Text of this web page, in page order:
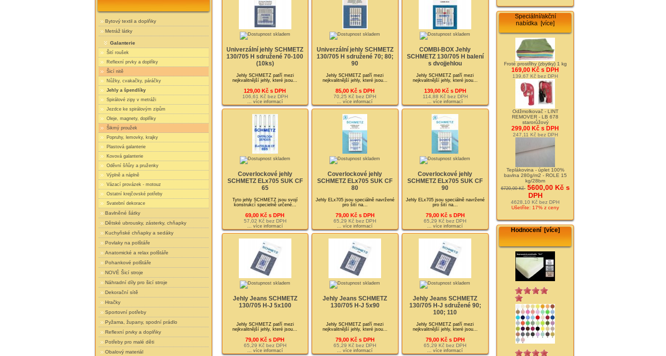
Bytový textil a doplňky
Metráž látky
Galanterie
Šití roušek
Reflexní prvky a doplňky
Šicí nitě
Nůžky, cvakačky, páráčky
Jehly a špendlíky
Spirálové zipy v metráži
Jezdce ke spirálovým zipům
Oleje, magnety, doplňky
Šikmý proužek
Popruhy, lemovky, krajky
Plastová galanterie
Kovová galanterie
Oděvní šňůry a pruženky
Výplně a náplně
Vázací provázek - motouz
Ostatní krejčovské potřeby
Svatební dekorace
Bavlněné šátky
Dětské ubrousky, zásterky, chňapky
Kuchyňské chňapky a sedáky
Povlaky na polštáře
Anatomické a relax polštáře
Pohankové polštáře
NOVÉ Šicí stroje
Náhradní díly pro šicí stroje
Dekorační sítě
Hračky
Sportovní potřeby
Pyžama, župany, spodní prádlo
Reflexní prvky a doplňky
Potřeby pro malé děti
Obalový materiál
Univerzální jehly SCHMETZ
130/705 H sdružené 70-100
(10ks)
Jehly SCHMETZ patří mezi
nejkvalitnější jehly, které jsou...
129,00 Kč s DPH
106,61 Kč bez DPH
... více informací
Univerzální jehly SCHMETZ
130/705 H sdružené 70; 80;
90
Jehly SCHMETZ patří mezi
nejkvalitnější jehly, které jsou...
85,00 Kč s DPH
70,25 Kč bez DPH
... více informací
COMBI-BOX Jehly
SCHMETZ 130/705 H balení
s dvojjehlou
Jehly SCHMETZ patří mezi
nejkvalitnější jehly, které jsou...
139,00 Kč s DPH
114,88 Kč bez DPH
... více informací
Coverlockové jehly
SCHMETZ ELx705 SUK CF
65
Tyto jehly SCHMETZ jsou svojí
konstrukcí specielně určené...
69,00 Kč s DPH
57,02 Kč bez DPH
... více informací
Coverlockové jehly
SCHMETZ ELx705 SUK CF
80
Jehly ELx705 jsou speciálně navržené
pro šití na...
79,00 Kč s DPH
65,29 Kč bez DPH
... více informací
Coverlockové jehly
SCHMETZ ELx705 SUK CF
90
Jehly ELx705 jsou speciálně navržené
pro šití na...
79,00 Kč s DPH
65,29 Kč bez DPH
... více informací
Jehly Jeans SCHMETZ
130/705 H-J 5x100
Jehly SCHMETZ patří mezi
nejkvalitnější jehly, které jsou...
79,00 Kč s DPH
65,29 Kč bez DPH
... více informací
Jehly Jeans SCHMETZ
130/705 H-J 5x90
Jehly SCHMETZ patří mezi
nejkvalitnější jehly, které jsou...
79,00 Kč s DPH
65,29 Kč bez DPH
... více informací
Jehly Jeans SCHMETZ
130/705 H-J sdružené 90;
100; 110
Jehly SCHMETZ patří mezi
nejkvalitnější jehly, které jsou...
79,00 Kč s DPH
65,29 Kč bez DPH
... více informací
Speciální/akční
nabídka [více]
Froté prostřihy (zbytky) 1 kg
169,00 Kč s DPH
139,67 Kč bez DPH
Odžmolkovač - LINT
REMOVER - LB 678
starorůžový
299,00 Kč s DPH
247,11 Kč bez DPH
Teplákovina - úplet 100%
bavlna 280g/m2 - ROLE 15
kg/28bm
6720,00 Kč 5600,00 Kč s
DPH
4628,10 Kč bez DPH
Ušetříte: 17% z ceny
Hodnocení [více]